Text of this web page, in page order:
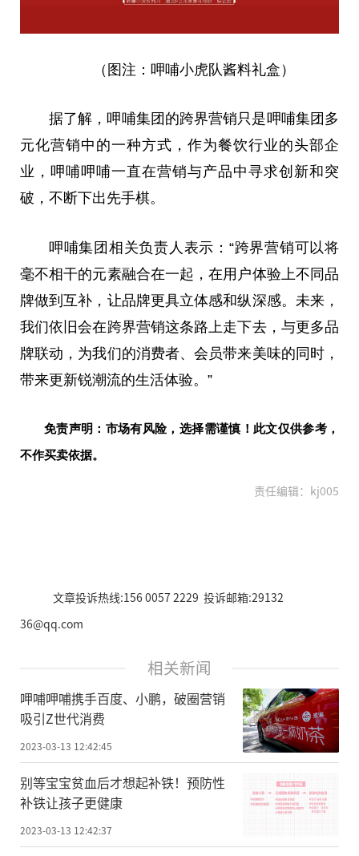
（图注：呷哺小虎队酱料礼盒）
据了解，呷哺集团的跨界营销只是呷哺集团多
元化营销中的一种方式，作为餐饮行业的头部企
业，呷哺呷哺一直在营销与产品中寻求创新和突
破，不断下出先手棋。
呷哺集团相关负责人表示：“跨界营销可以将
毫不相干的元素融合在一起，在用户体验上不同品
牌做到互补，让品牌更具立体感和纵深感。未来，
我们依旧会在跨界营销这条路上走下去，与更多品
牌联动，为我们的消费者、会员带来美味的同时，
带来更新锐潮流的生活体验。”
免责声明：市场有风险，选择需谨慎！此文仅供参考，
不作买卖依据。
责任编辑：kj005
文章投诉热线:156 0057 2229 投诉邮箱:29132
36@qq.com
相关新闻
呷哺呷哺携手百度、小鹏，破圈营销
吸引Z世代消费
2023-03-13 12:42:45
别等宝宝贫血后才想起补铁！预防性
补铁让孩子更健康
2023-03-13 12:42:37